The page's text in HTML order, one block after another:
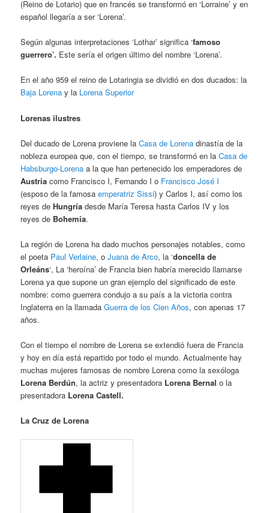
(Reino de Lotario) que en francés se transformó en ‘Lorraine’ y en
español llegaría a ser ‘Lorena’.
Según algunas interpretaciones ‘Lothar’ significa ‘famoso
guerrero’. Este sería el origen último del nombre ‘Lorena’.
En el año 959 el reino de Lotaringia se dividió en dos ducados: la
Baja Lorena y la Lorena Superior
Lorenas ilustres
Del ducado de Lorena proviene laCasa de Lorena dinastía de la
nobleza europea que, con el tiempo, se transformó en laCasa de
Habsburgo-Lorena a la que han pertenecido los emperadores de
Austria como Francisco I, Fernando I o Francisco José I
(esposo de la famosaemperatriz Sissi) y Carlos I, así como los
reyes deHungría desde María Teresa hasta Carlos IV y los
reyes de Bohemia.
La región de Lorena ha dado muchos personajes notables, como
el poeta Paul Verlaine, oJuana de Arco, la ‘doncella de
Orleáns‘, La ‘heroína’ de Francia bien habría merecido llamarse
Lorena ya que supone un gran ejemplo del significado de este
nombre: como guerrera condujo a su país a la victoria contra
Inglaterra en la llamadaGuerra de los Cien Años, con apenas 17
años.
Con el tiempo el nombre de Lorena se extendió fuera de Francia
y hoy en día está repartido por todo el mundo. Actualmente hay
muchas mujeres famosas de nombre Lorena como la sexóloga
Lorena Berdún, la actriz y presentadora Lorena Bernal o la
presentadora Lorena Castell.
La Cruz de Lorena